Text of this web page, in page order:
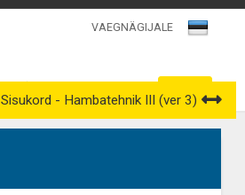
VAEGNÄGIJALE
Sisukord - Hambatehnik III (ver 3)